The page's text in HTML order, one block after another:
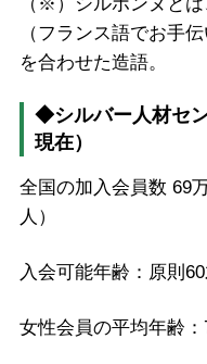
（フランス語でお手
を合わせた造語。
◆シルバー人材セ
現在）
全国の加入会員数 69
人）
入会可能年齢：原則
女性会員の平均年齢：